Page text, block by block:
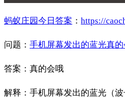
蚂蚁庄园今日答案 ： https://
问题： 手机屏幕发出的蓝光真
答案：真的会哦
解释：手机屏幕发出的蓝光（